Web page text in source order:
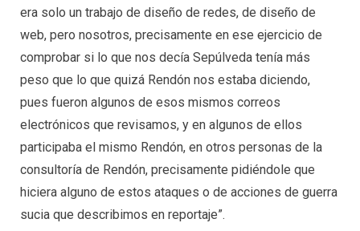
era solo un trabajo de diseño de redes, de diseño de
web, pero nosotros, precisamente en ese ejercicio de
comprobar si lo que nos decía Sepúlveda tenía más
peso que lo que quizá Rendón nos estaba diciendo,
pues fueron algunos de esos mismos correos
electrónicos que revisamos, y en algunos de ellos
participaba el mismo Rendón, en otros personas de la
consultoría de Rendón, precisamente pidiéndole que
hiciera alguno de estos ataques o de acciones de guerra
sucia que describimos en reportaje”.